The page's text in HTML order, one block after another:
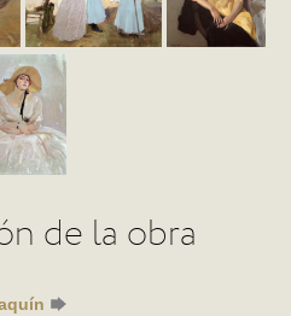
de la obra